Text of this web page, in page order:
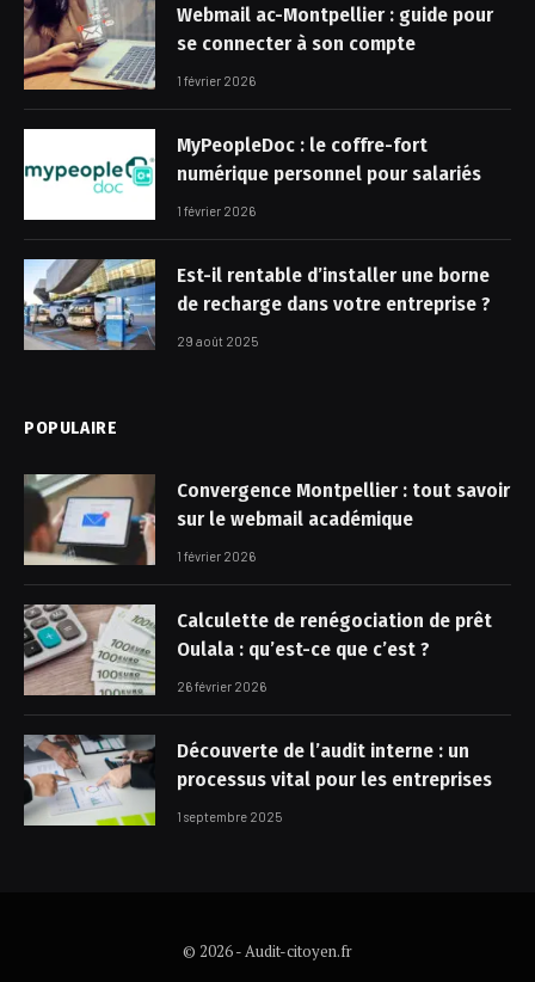
Webmail ac-Montpellier : guide pour
se connecter à son compte
1 février 2026
MyPeopleDoc : le coffre-fort
numérique personnel pour salariés
1 février 2026
Est-il rentable d’installer une borne
de recharge dans votre entreprise ?
29 août 2025
POPULAIRE
Convergence Montpellier : tout savoir
sur le webmail académique
1 février 2026
Calculette de renégociation de prêt
Oulala : qu’est-ce que c’est ?
26 février 2026
Découverte de l’audit interne : un
processus vital pour les entreprises
1 septembre 2025
© 2026 - Audit-citoyen.fr